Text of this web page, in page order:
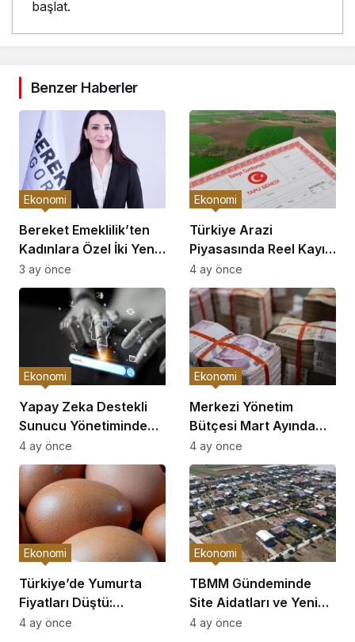
başlat.
Benzer Haberler
Bereket Emeklilik’ten
Kadınlara Özel İki Yeni
Bireysel Emeklilik Planı
Ekonomi
3 ay önce
Türkiye Arazi
Piyasasında Reel Kayıp:
Büyükşehirler
Enflasyonun Gerisinde
Kaldı
Ekonomi
4 ay önce
Yapay Zeka Destekli
Sunucu Yönetiminde
Proaktif Dönem Başladı
Ekonomi
4 ay önce
Merkezi Yönetim
Bütçesi Mart Ayında
229,9 Milyar TL Açık
Verdi
Ekonomi
4 ay önce
Türkiye’de Yumurta
Fiyatları Düştü:
Üreticiler Yüzde 20
Ekonomi
4 ay önce
TBMM Gündeminde
Site Aidatları ve Yeni
Hal Yasası
Ekonomi
4 ay önce